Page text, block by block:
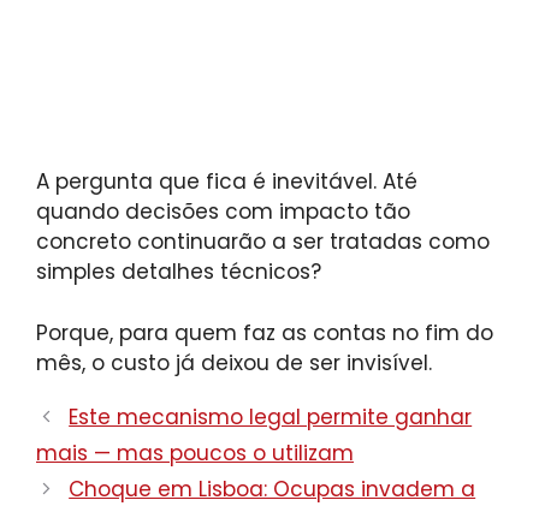
A pergunta que fica é inevitável. Até
quando decisões com impacto tão
concreto continuarão a ser tratadas como
simples detalhes técnicos?
Porque, para quem faz as contas no fim do
mês, o custo já deixou de ser invisível.
Este mecanismo legal permite ganhar
mais — mas poucos o utilizam
Choque em Lisboa: Ocupas invadem a